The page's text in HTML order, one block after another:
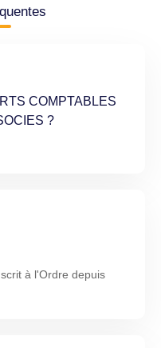
COMPTABLES
?
à l'Ordre depuis